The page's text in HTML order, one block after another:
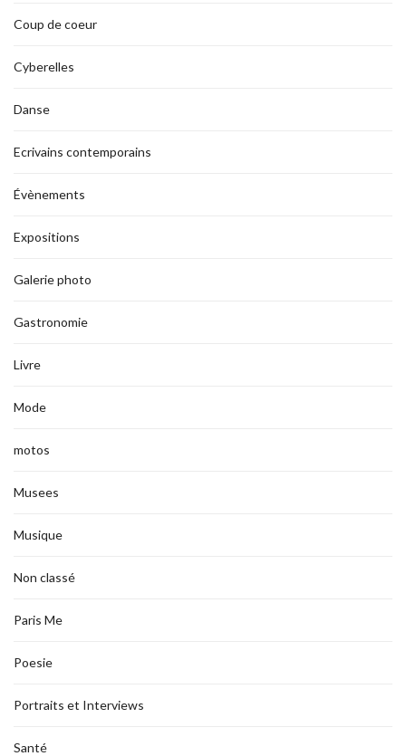
Coup de coeur
Cyberelles
Danse
Ecrivains contemporains
Évènements
Expositions
Galerie photo
Gastronomie
Livre
Mode
motos
Musees
Musique
Non classé
Paris Me
Poesie
Portraits et Interviews
Santé